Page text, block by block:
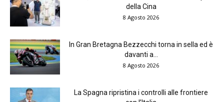
della Cina
8 Agosto 2026
In Gran Bretagna Bezzecchi torna in sella ed è
davanti a...
8 Agosto 2026
La Spagna ripristina i controlli alle frontiere